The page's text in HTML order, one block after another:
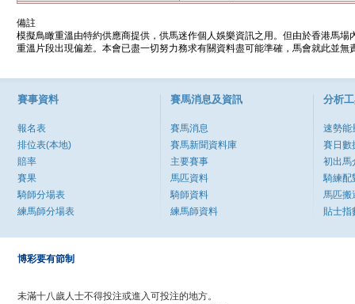
備註
模擬鳥瞰重溫由特約供應商提供，供馬迷作個人娛樂資訊之用。但由於香港馬
重溫片段出現偏差。本會已盡一切努力務求有關資料盡可能準確，馬會就此並
賽事資料
報名表
排位表(本地)
賠率
賽果
騎師分場表
練馬師分場表
賽馬消息及資訊
賽馬消息
賽馬新聞資料庫
主要賽事
馬匹資料
騎師資料
練馬師資料
分析
速勢能
賽日數
初出馬
騎練配
馬匹搬
貼士指
博彩要有節制
未滿十八歲人士不得投注或進入可投注的地方。